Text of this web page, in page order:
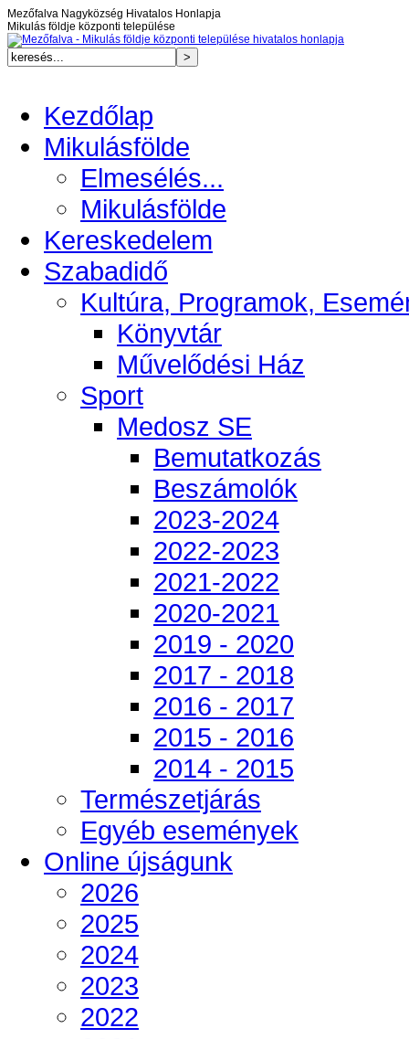
Mezőfalva Nagyközség Hivatalos Honlapja
Mikulás földje központi települése
Kezdőlap
Mikulásfölde
Elmesélés...
Mikulásfölde
Kereskedelem
Szabadidő
Kultúra, Programok,
Könyvtár
Művelődési Ház
Sport
Medosz SE
Bemutatkozás
Beszámolók
2023-2024
2022-2023
2021-2022
2020-2021
2019 - 2020
2017 - 2018
2016 - 2017
2015 - 2016
2014 - 2015
Természetjárás
Egyéb események
Online újságunk
2026
2025
2024
2023
2022